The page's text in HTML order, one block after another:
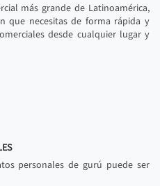
más grande de Latinoamérica,
que necesitas de forma rápida y
desde cualquier lugar y
personales de gurú puede ser